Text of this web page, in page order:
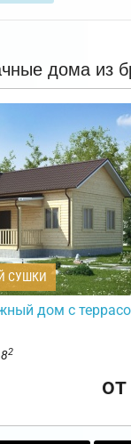
дома из
СУШКИ
дом с
2